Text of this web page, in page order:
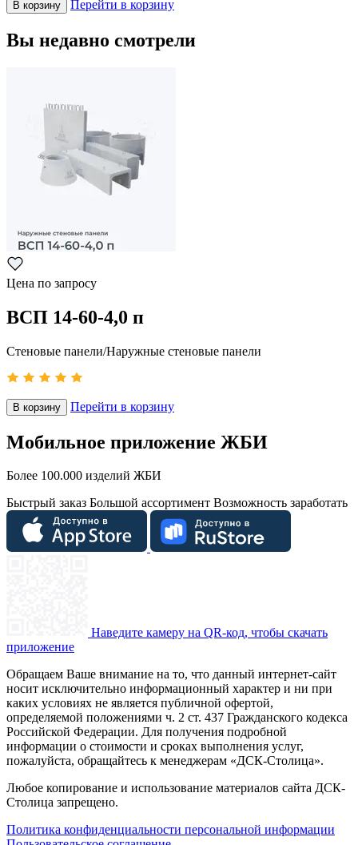
В корзину Перейти в корзину
Вы недавно смотрели
Цена по запросу
ВСП 14-60-4,0 п
Стеновые панели/Наружные стеновые панели
В корзину Перейти в корзину
Мобильное приложение ЖБИ
Более 100.000 изделий ЖБИ
Быстрый заказ Большой ассортимент Возможность заработать
Наведите камеру на QR-код, чтобы скачать
приложение
Обращаем Ваше внимание на то, что данный интернет-сайт
носит исключительно информационный характер и ни при
каких условиях не является публичной офертой,
определяемой положениями ч. 2 ст. 437 Гражданского кодекса
Российской Федерации. Для получения подробной
информации о стоимости и сроках выполнения услуг,
пожалуйста, обращайтесь к менеджерам «ДСК-Столица».
Любое копирование и использование материалов сайта ДСК-
Столица запрещено.
Политика конфиденциальности персональной информации